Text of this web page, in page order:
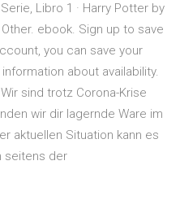
Libro 1 · Harry Potter by
ebook. Sign up to save
you can save your
about availability.
sind trotz Corona-Krise
wir dir lagernde Ware im
aktuellen Situation kann es
seitens der